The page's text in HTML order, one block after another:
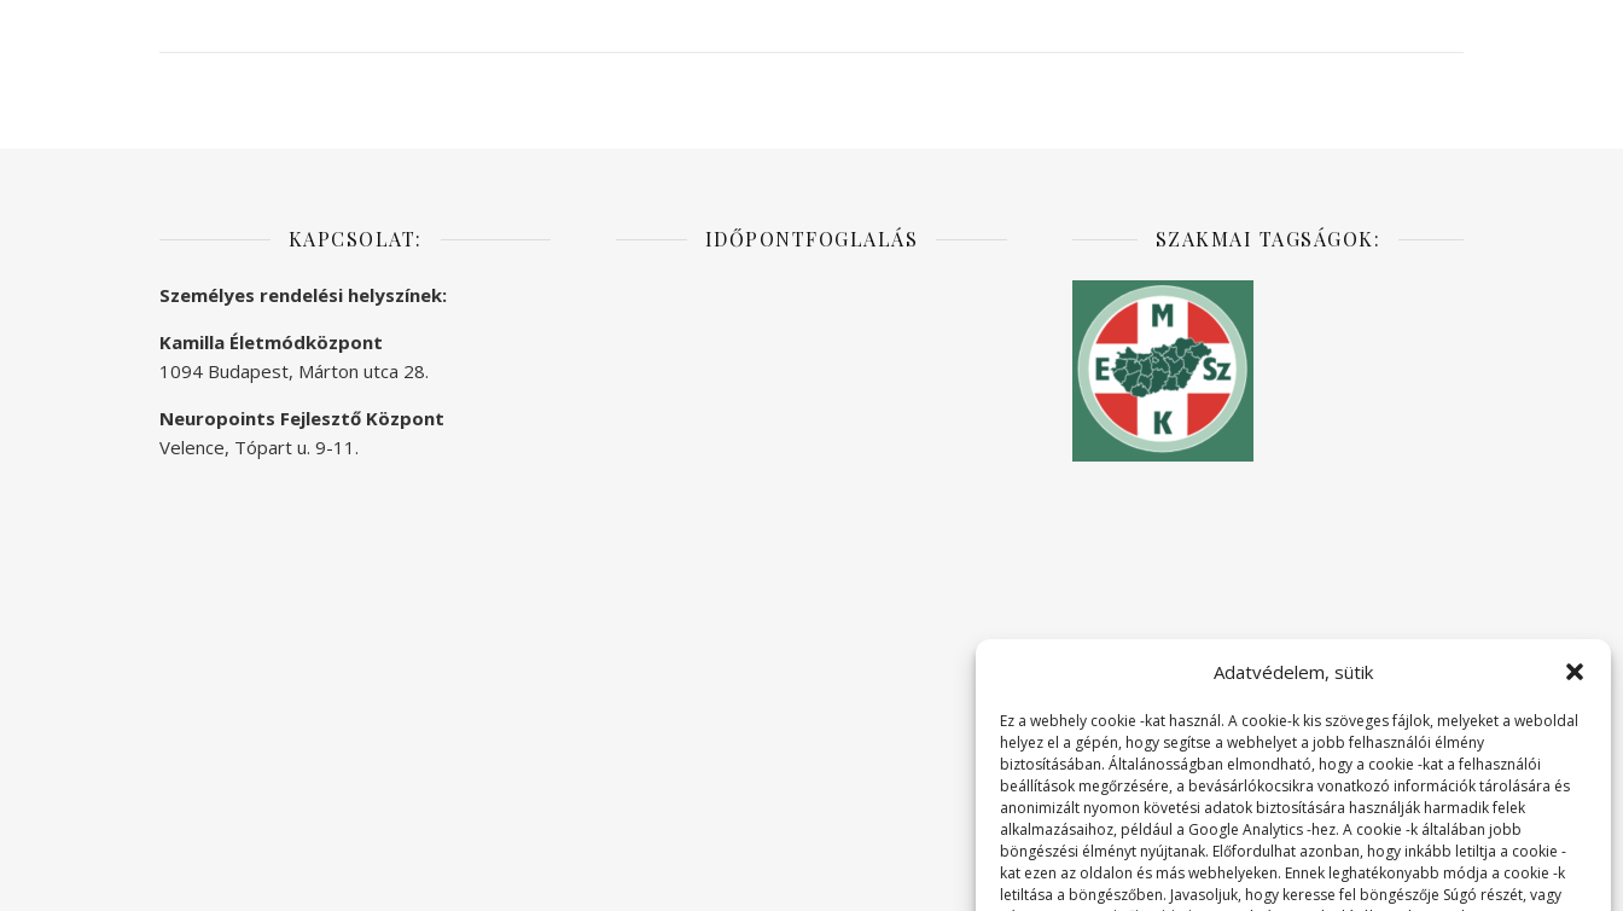
Adatvédelem, sütik
Ez a webhely cookie -kat használ. A cookie-k kis szöveges fájlok, melyeket a weboldal
helyez el a gépén, hogy segítse a webhelyet a jobb felhasználói élmény
biztosításában. Általánosságban elmondható, hogy a cookie -kat a felhasználói
beállítások megőrzésére, a bevásárlókocsikra vonatkozó információk tárolására és
anonimizált nyomon követési adatok biztosítására használják harmadik felek
alkalmazásaihoz, például a Google Analytics -hez. A cookie -k általában jobb
böngészési élményt nyújtanak. Előfordulhat azonban, hogy inkább letiltja a cookie -
kat ezen az oldalon és más webhelyeken. Ennek leghatékonyabb módja a cookie -k
letiltása a böngészőben. Javasoljuk, hogy keresse fel böngészője Súgó részét, vagy
KAPCSOLAT:
Személyes rendelési helyszínek:
Kamilla Életmódközpont
1094 Budapest, Márton utca 28.
Neuropoints Fejlesztő Központ
Velence, Tópart u. 9-11.
IDŐPONTFOGLALÁS SZAKMAI TAGSÁGOK: